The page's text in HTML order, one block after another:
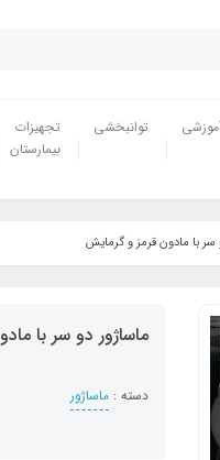
توانبخشی
تجهیزات
بیمارستان
سر با مادون قرمز و گرمایش
ماساژور دو سر با
دسته : ماساژور